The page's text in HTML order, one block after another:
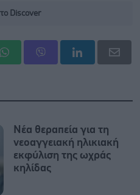
Discover
Νέα θεραπεία για τη
νεοαγγειακή ηλικιακή
εκφύλιση της ωχράς
κηλίδας